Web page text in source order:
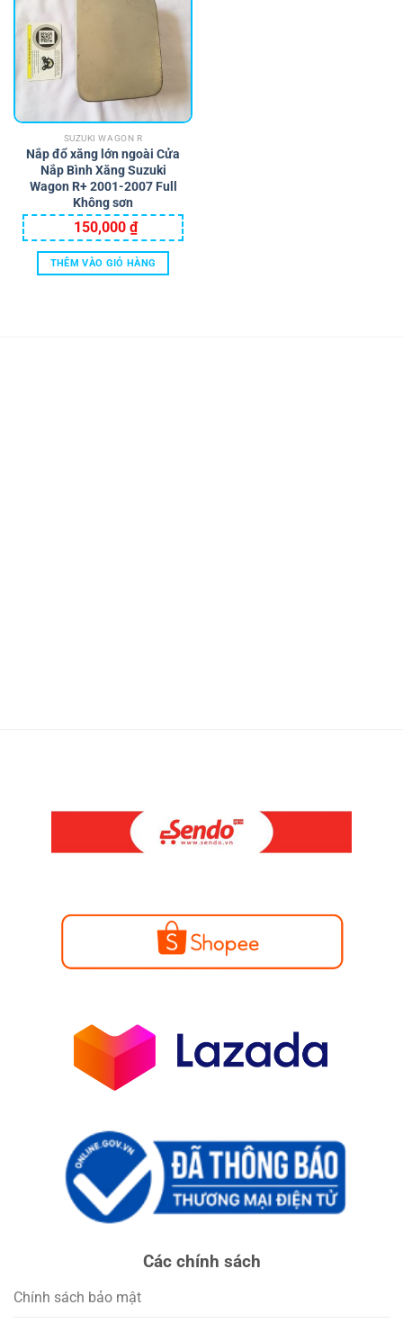
SUZUKI WAGON R
Nắp đổ xăng lớn ngoài Cửa
Nắp Bình Xăng Suzuki
Wagon R+ 2001-2007 Full
Không sơn
150,000 ₫
THÊM VÀO GIỎ HÀNG
Các chính sách
Chính sách bảo mật